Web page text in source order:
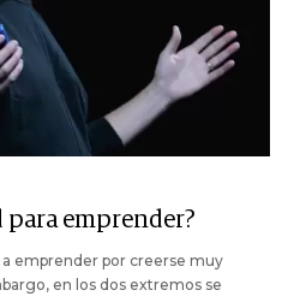
para emprender?
emprender por creerse muy
en los dos extremos se